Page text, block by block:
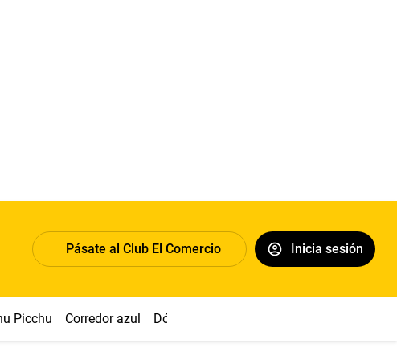
Pásate al Club El Comercio Inicia sesión
Picchu Corredor azul Dólar